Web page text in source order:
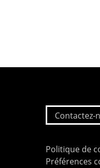
Contactez-
Politique de
Préférences